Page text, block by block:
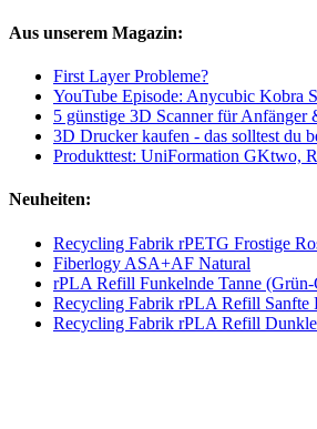
Aus unserem Magazin:
First Layer Probleme?
YouTube Episode: Anycubic Kobra
5 günstige 3D Scanner für
3D Drucker kaufen - das solltest du
Produkttest: UniFormation GKtwo,
Neuheiten:
Recycling Fabrik rPETG Frostige
Fiberlogy ASA+AF Natural
rPLA Refill Funkelnde Tanne
Recycling Fabrik rPLA Refill Sanfte
Recycling Fabrik rPLA Refill